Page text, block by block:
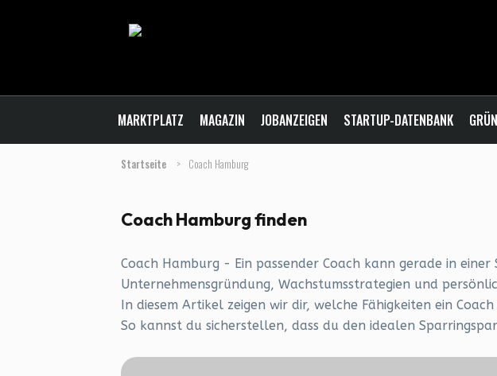
MARKTPLATZ MAGAZIN JOBANZEIGEN STARTUP-DATENBANK
Startseite > Coach Hamburg
Coach Hamburg finden
Coach Hamburg - Ein passender Coach kann gerade in
Unternehmensgründung, Wachstumsstrategien und
In diesem Artikel zeigen wir dir, welche Fähigkeiten ein
So kannst du sicherstellen, dass du den idealen